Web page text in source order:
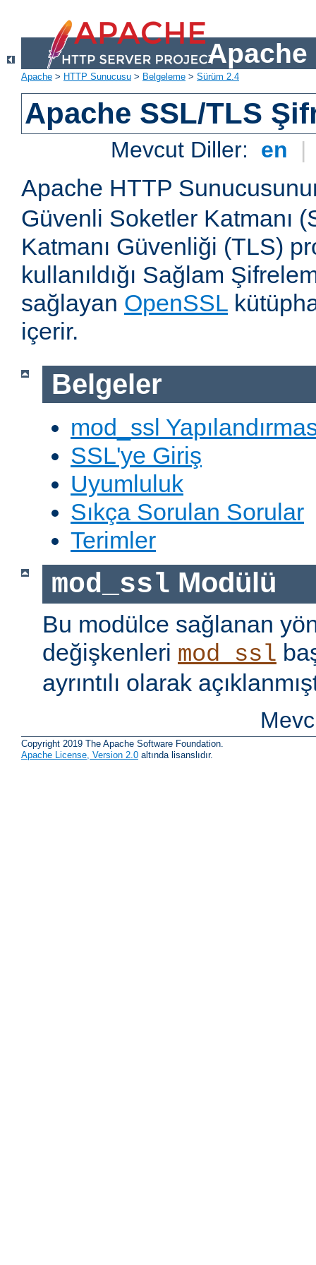
Apache
Apache > HTTP Sunucusu > Belgeleme > Sürüm 2.4
Apache SSL/TLS
Mevcut Diller: en |
Apache HTTP
Güvenli Soketler Katmanı
Katmanı Güvenliği (TLS)
kullanıldığı Sağlam
sağlayan OpenSSL
içerir.
Belgeler
mod_ssl
SSL'ye Giriş
Uyumluluk
Sıkça Sorulan Sorular
Terimler
mod_ssl Modülü
Bu modülce sağlanan
değişkenleri mod_ssl
ayrıntılı olarak
Copyright 2019 The Apache Software Foundation.
Apache License, Version 2.0 altında lisanslıdır.